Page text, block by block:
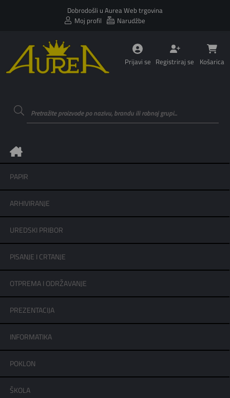
Dobrodošli u Aurea Web trgovina
Moj profil
Narudžbe
Prijavi se Registriraj se Košarica
PAPIR
ARHIVIRANJE
UREDSKI PRIBOR
PISANJE I CRTANJE
OTPREMA I ODRŽAVANJE
PREZENTACIJA
INFORMATIKA
POKLON
ŠKOLA